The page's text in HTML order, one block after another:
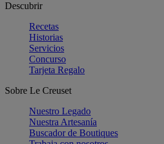
Descubrir
Recetas
Historias
Servicios
Concurso
Tarjeta Regalo
Sobre Le Creuset
Nuestro Legado
Nuestra Artesanía
Buscador de Boutiques